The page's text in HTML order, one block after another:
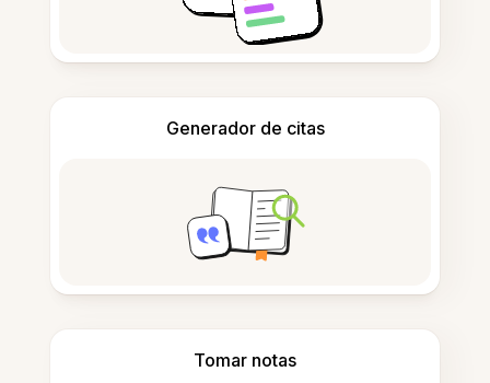
Generador de citas
Tomar notas